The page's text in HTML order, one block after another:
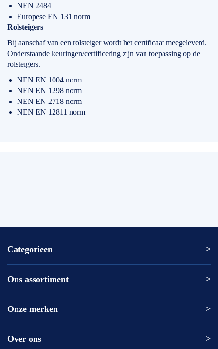
NEN 2484
Europese EN 131 norm
Rolsteigers
Bij aanschaf van een rolsteiger wordt het certificaat meegeleverd.
Onderstaande keuringen/certificering zijn van toepassing op de
rolsteigers.
NEN EN 1004 norm
NEN EN 1298 norm
NEN EN 2718 norm
NEN EN 12811 norm
Categorieen
Altrex ladder
Altrex trap
Altrex kamersteiger
Rolsteiger kopen
Kamersteiger kopen
Ons assortiment
Altrex
ASC
DAS
Onze merken
Altrex
Over ons